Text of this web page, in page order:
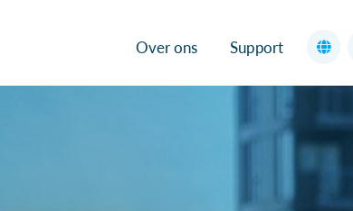
Over ons Support